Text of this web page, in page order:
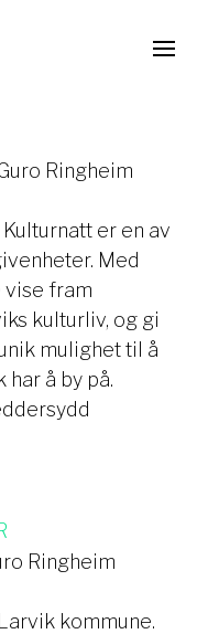
Ringheim
er en av
Med
vise fram
kulturliv, og gi
mulighet til å
å by på.
Ringheim
kommune.